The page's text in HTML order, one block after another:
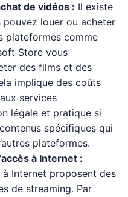
de vidéos : Il existe
louer ou acheter
plateformes comme
Store vous
des films et des
implique des coûts
services
légale et pratique si
spécifiques qui
plateformes.
à Internet :
à Internet proposent des
de streaming. Par